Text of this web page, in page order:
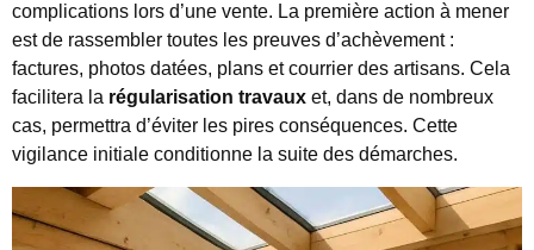
complications lors d’une vente. La première action à mener
est de rassembler toutes les preuves d’achèvement :
factures, photos datées, plans et courrier des artisans. Cela
facilitera la régularisation travaux et, dans de nombreux
cas, permettra d’éviter les pires conséquences. Cette
vigilance initiale conditionne la suite des démarches.